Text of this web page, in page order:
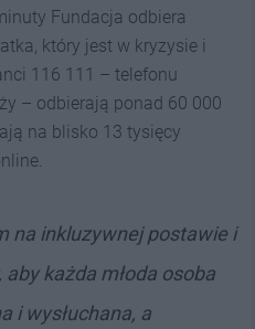
Fundacja odbiera
który jest w kryzysie i
116 111 – telefonu
– odbierają ponad 60 000
na blisko 13 tysięcy
na inkluzywnej postawie i
każda młoda osoba
i wysłuchana, a